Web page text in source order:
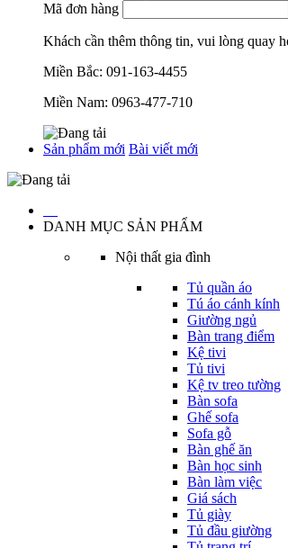
Mã đơn hàng
Khách cần thêm thông tin, vui lòng quay
Miền Bắc: 091-163-4455
Miền Nam: 0963-477-710
Sản phẩm mới Bài viết mới
DANH MỤC SẢN PHẨM
Nội thất gia đình
Tủ quần áo
Tú áo cánh kính
Giường ngủ
Bàn trang điểm
Kệ tivi
Tủ tivi
Kệ tv treo tường
Bàn sofa
Ghế sofa
Sofa gỗ
Bàn ghế ăn
Bàn học sinh
Bàn làm việc
Giá sách
Tủ giày
Tủ đầu giường